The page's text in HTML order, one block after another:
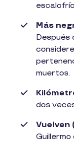
Más
Después
muertos.
dos
Vuelven